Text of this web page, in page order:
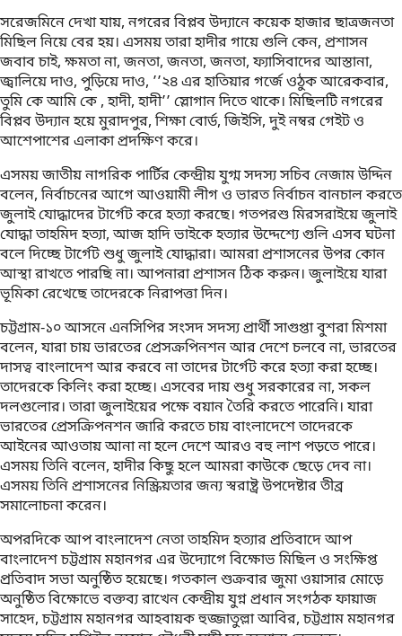
সরেজমিনে দেখা যায়, নগরের বিপ্লব উদ্যানে কয়েক হাজার ছাত্রজনতা
মিছিল নিয়ে বের হয়। এসময় তারা হাদীর গায়ে গুলি কেন, প্রশাসন
জবাব চাই, ক্ষমতা না, জনতা, জনতা, জনতা, ফ্যাসিবাদের আস্তানা,
জ্বালিয়ে দাও, পুড়িয়ে দাও, ’’২৪ এর হাতিয়ার গর্জে ওঠুক আরেকবার,
তুমি কে আমি কে , হাদী, হাদী’’ স্লোগান দিতে থাকে। মিছিলটি নগরের
বিপ্লব উদ্যান হয়ে মুরাদপুর, শিক্ষা বোর্ড, জিইসি, দুই নম্বর গেইট ও
আশেপাশের এলাকা প্রদক্ষিণ করে।
এসময় জাতীয় নাগরিক পার্টির কেন্দ্রীয় যুগ্ম সদস্য সচিব নেজাম উদ্দিন
বলেন, নির্বাচনের আগে আওয়ামী লীগ ও ভারত নির্বাচন বানচাল করতে
জুলাই যোদ্ধাদের টার্গেট করে হত্যা করছে। গতপরশু মিরসরাইয়ে জুলাই
যোদ্ধা তাহমিদ হত্যা, আজ হাদি ভাইকে হত্যার উদ্দেশ্যে গুলি এসব ঘটনা
বলে দিচ্ছে টার্গেট শুধু জুলাই যোদ্ধারা। আমরা প্রশাসনের উপর কোন
আস্থা রাখতে পারছি না। আপনারা প্রশাসন ঠিক করুন। জুলাইয়ে যারা
ভূমিকা রেখেছে তাদেরকে নিরাপত্তা দিন।
চট্টগ্রাম-১০ আসনে এনসিপির সংসদ সদস্য প্রার্থী সাগুপ্তা বুশরা মিশমা
বলেন, যারা চায় ভারতের প্রেসক্রপিনশন আর দেশে চলবে না, ভারতের
দাসত্ব বাংলাদেশ আর করবে না তাদের টার্গেট করে হত্যা করা হচ্ছে।
তাদেরকে কিলিং করা হচ্ছে। এসবের দায় শুধু সরকারের না, সকল
দলগুলোর। তারা জুলাইয়ের পক্ষে বয়ান তৈরি করতে পারেনি। যারা
ভারতের প্রেসক্রিপনশন জারি করতে চায় বাংলাদেশে তাদেরকে
আইনের আওতায় আনা না হলে দেশে আরও বহু লাশ পড়তে পারে।
এসময় তিনি বলেন, হাদীর কিছু হলে আমরা কাউকে ছেড়ে দেব না।
এসময় তিনি প্রশাসনের নিস্ক্রিয়তার জন্য স্বরাষ্ট্র উপদেষ্টার তীব্র
সমালোচনা করেন।
অপরদিকে আপ বাংলাদেশ নেতা তাহমিদ হত্যার প্রতিবাদে আপ
বাংলাদেশ চট্টগ্রাম মহানগর এর উদ্যোগে বিক্ষোভ মিছিল ও সংক্ষিপ্ত
প্রতিবাদ সভা অনুষ্ঠিত হয়েছে। গতকাল শুক্রবার জুমা ওয়াসার মোড়ে
অনুষ্ঠিত বিক্ষোভে বক্তব্য রাখেন কেন্দ্রীয় যুগ্ন প্রধান সংগঠক ফায়াজ
সাহেদ, চট্টগ্রাম মহানগর আহবায়ক হুজ্জাতুল্লা আবির, চট্টগ্রাম মহানগর